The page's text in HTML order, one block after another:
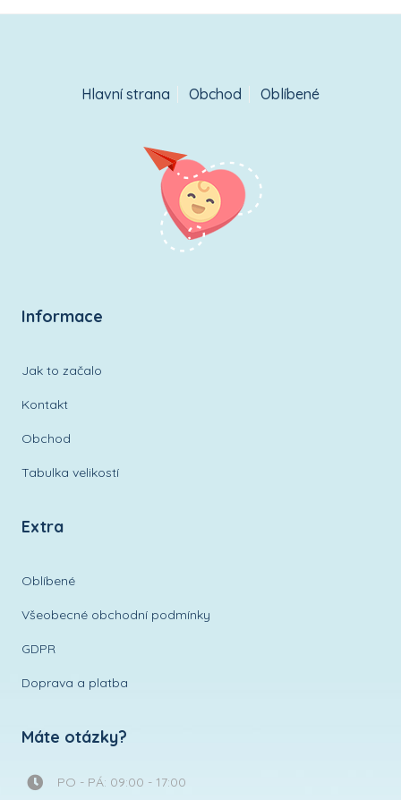
Hlavní strana Obchod Oblíbené
Informace
Jak to začalo
Kontakt
Obchod
Tabulka velikostí
Extra
Oblíbené
Všeobecné obchodní podmínky
GDPR
Doprava a platba
Máte otázky?
PO - PÁ: 09:00 - 17:00